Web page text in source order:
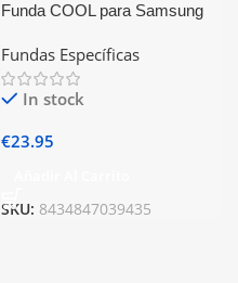
Funda COOL para Samsung
T515 Ultrashock Negro 10.1
pulg
Fundas Específicas
In stock
€23.95
SKU: 8434847039435